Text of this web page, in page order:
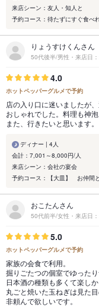
来店シーン：友人・知人と
予約コース：待たずにすぐ食
りょうすけくんさん
50代後半/男性・来店日
4.0
ホットペッパーグルメで予約
店の入り口に迷いましたが
おしゃれでした。料理も神
また、行きたいと思います。
ディナー | 4人
会計：7,001～8,000円/人
来店シーン：会社の宴会
予約コース：【大皿】 お仲間
おこたんさん
50代前半/女性・来店日
5.0
ホットペッパーグルメで予約
家族の会食で利用。
掘りごたつの個室でゆったり
日本酒の種類も多くて楽しか
丸ごと焼いた玉ねぎは見た
非頼んで欲しいです。